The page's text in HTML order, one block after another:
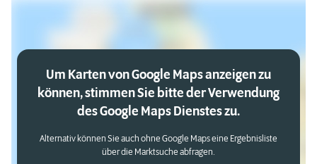
Um Karten von Google Maps anzeigen zu
können, stimmen Sie bitte der Verwendung
des Google Maps Dienstes zu.
Alternativ können Sie auch ohne Google Maps eine Ergebnisliste
über die Marktsuche abfragen.